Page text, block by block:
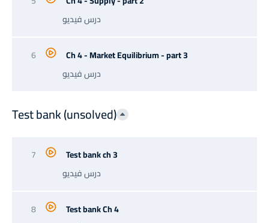
درس فيديو
6
Ch 4 - Market Equilibrium - part 3
درس فيديو
Test bank (unsolved)
7
Test bank ch 3
درس فيديو
8
Test bank Ch 4